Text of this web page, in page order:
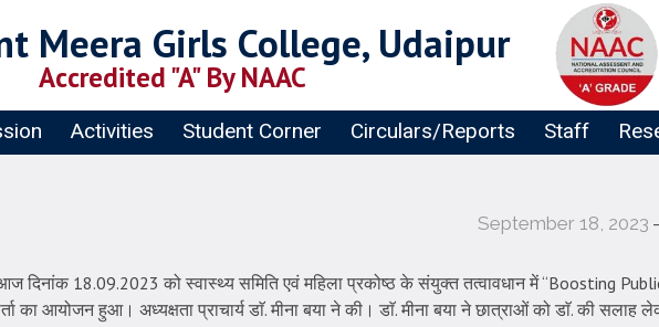
Meera Girls College, Udaipur
Accredited "A" By NAAC
Activities Student Corner Circulars/Reports Staff
September 18, 2023
आज दिनांक 18.09.2023 को स्वास्थ्य समिति एवं महिला प्रकोष्ठ के संयुक्त तत्वावधान में “Boosting
का आयोजन हुआ। अध्यक्षता प्राचार्य डाॅ. मीना बया ने की। डाॅ. मीना बया ने छात्राओं को डाॅ. की